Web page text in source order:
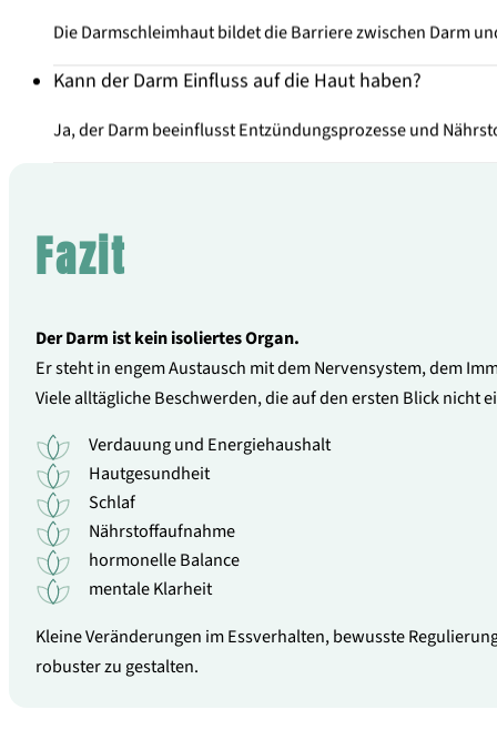
Die Darmschleimhaut bildet die Barriere zwischen Darm
Kann der Darm Einfluss auf die Haut haben?
Ja, der Darm beeinflusst Entzündungsprozesse und
Fazit
Der Darm ist kein isoliertes Organ.
Er steht in engem Austausch mit dem Nervensystem, dem
Viele alltägliche Beschwerden, die auf den ersten Blick
Verdauung und Energiehaushalt
Hautgesundheit
Schlaf
Nährstoffaufnahme
hormonelle Balance
mentale Klarheit
Kleine Veränderungen im Essverhalten, bewusste
robuster zu gestalten.